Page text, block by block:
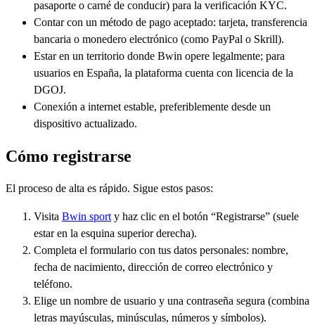
pasaporte o carné de conducir) para la verificación KYC.
Contar con un método de pago aceptado: tarjeta, transferencia
bancaria o monedero electrónico (como PayPal o Skrill).
Estar en un territorio donde Bwin opere legalmente; para
usuarios en España, la plataforma cuenta con licencia de la
DGOJ.
Conexión a internet estable, preferiblemente desde un
dispositivo actualizado.
Cómo registrarse
El proceso de alta es rápido. Sigue estos pasos:
Visita Bwin sport y haz clic en el botón “Registrarse” (suele
estar en la esquina superior derecha).
Completa el formulario con tus datos personales: nombre,
fecha de nacimiento, dirección de correo electrónico y
teléfono.
Elige un nombre de usuario y una contraseña segura (combina
letras mayúsculas, minúsculas, números y símbolos).